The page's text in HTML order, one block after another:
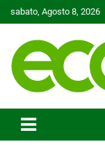
to
sabato, Agosto 8, 2026
Ecoo.it